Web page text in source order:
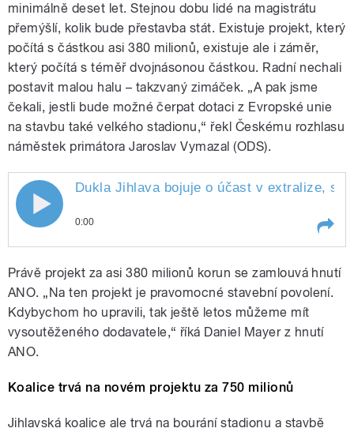
minimálně deset let. Stejnou dobu lidé na magistrátu
přemýšlí, kolik bude přestavba stát. Existuje projekt, který
počítá s částkou asi 380 milionů, existuje ale i záměr,
který počítá s téměř dvojnásonou částkou. Radní nechali
postavit malou halu – takzvaný zimáček. „A pak jsme
čekali, jestli bude možné čerpat dotaci z Evropské unie
na stavbu také velkého stadionu,“ řekl Českému rozhlasu
náměstek primátora Jaroslav Vymazal (ODS).
pause
Dukla Jihlava bojuje o účast v extralize,
0:00
extralize, současně ale neví, kde
by ji případně hrála. 60 let starý
Horácký zimní stadion je už
nevyhovující a zastupitelé na
magistrátu nejsou jednotní v
Právě projekt za asi 380 milionů korun se zamlouvá hnutí
ANO. „Na ten projekt je pravomocné stavební povolení.
Kdybychom ho upravili, tak ještě letos můžeme mít
vysoutěženého dodavatele,“ říká Daniel Mayer z hnutí
ANO.
Koalice trvá na novém projektu za 750 milionů
Jihlavská koalice ale trvá na bourání stadionu a stavbě